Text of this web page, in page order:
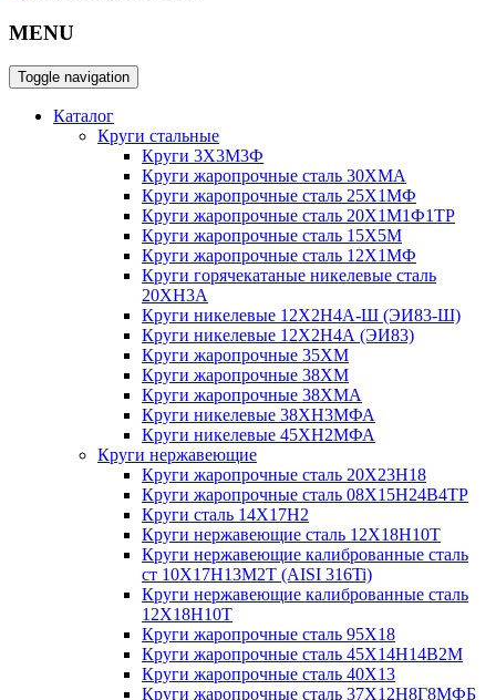
MENU
Toggle navigation
Каталог
Круги стальные
Круги 3Х3М3Ф
Круги жаропрочные сталь 30ХМА
Круги жаропрочные сталь 25Х1МФ
Круги жаропрочные сталь 20Х1М1Ф1ТР
Круги жаропрочные сталь 15Х5М
Круги жаропрочные сталь 12Х1МФ
Круги горячекатаные никелевые сталь
20ХН3А
Круги никелевые 12Х2Н4А-Ш (ЭИ83-Ш)
Круги никелевые 12Х2Н4А (ЭИ83)
Круги жаропрочные 35ХМ
Круги жаропрочные 38ХМ
Круги жаропрочные 38ХМА
Круги никелевые 38XH3MФА
Круги никелевые 45ХН2МФА
Круги нержавеющие
Круги жаропрочные сталь 20Х23Н18
Круги жаропрочные сталь 08Х15Н24В4ТР
Круги сталь 14Х17Н2
Круги нержавеющие сталь 12Х18Н10Т
Круги нержавеющие калиброванные сталь
ст 10Х17Н13М2Т (AISI 316Ti)
Круги нержавеющие калиброванные сталь
12Х18Н10Т
Круги жаропрочные сталь 95Х18
Круги жаропрочные сталь 45Х14Н14В2М
Круги жаропрочные сталь 40Х13
Круги жаропрочные сталь 37Х12Н8Г8МФБ